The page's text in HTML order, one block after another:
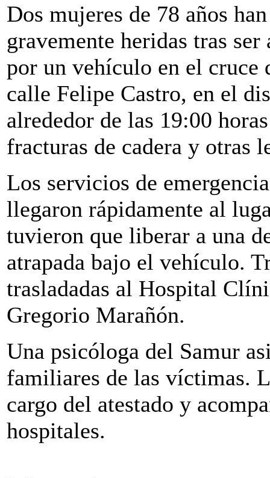
Dos mujeres de 78 años
gravemente heridas tras ser
por un vehículo en el cruce
calle Felipe Castro, en el
alrededor de las 19:00
fracturas de cadera y otras
Los servicios de
llegaron rápidamente al
tuvieron que liberar a una
atrapada bajo el vehículo.
trasladadas al Hospital
Gregorio Marañón.
Una psicóloga del Samur
familiares de las víctimas.
cargo del atestado y
hospitales.